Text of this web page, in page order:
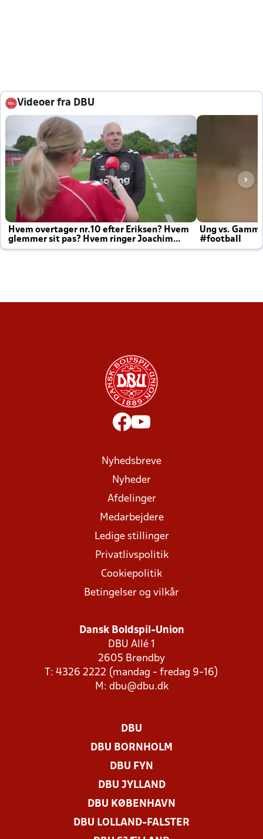
Videoer fra DBU
Hvem overtager nr.10 efter Eriksen? Hvem
glemmer sit pas? Hvem ringer Joachim
altid til efter kampe?
Ung vs.
#football
Nyhedsbreve
Nyheder
Afdelinger
Medarbejdere
Ledige stillinger
Privatlivspolitik
Cookiepolitik
Betingelser og vilkår
Dansk Boldspil-Union
DBU Allé 1
2605 Brøndby
T: 4326 2222 (mandag - fredag 9-16)
M: dbu@dbu.dk
DBU
DBU BORNHOLM
DBU FYN
DBU JYLLAND
DBU KØBENHAVN
DBU LOLLAND-FALSTER